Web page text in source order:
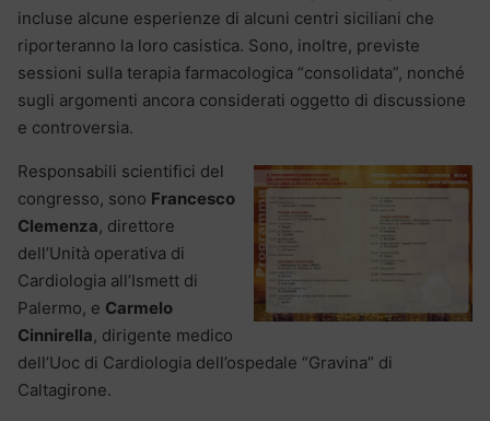
incluse alcune esperienze di alcuni centri siciliani che
riporteranno la loro casistica. Sono, inoltre, previste
sessioni sulla terapia farmacologica “consolidata”, nonché
sugli argomenti ancora considerati oggetto di discussione
e controversia.
Responsabili scientifici del
congresso, sono Francesco
Clemenza, direttore
dell’Unità operativa di
Cardiologia all’Ismett di
Palermo, e Carmelo
Cinnirella, dirigente medico
dell’Uoc di Cardiologia dell’ospedale “Gravina” di
Caltagirone.